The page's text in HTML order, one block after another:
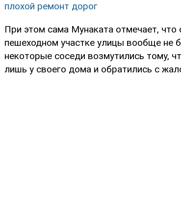
плохой ремонт дорог
При этом сама Мунаката отмечает, что
пешеходном участке улицы вообще не
некоторые соседи возмутились тому,
лишь у своего дома и обратились с